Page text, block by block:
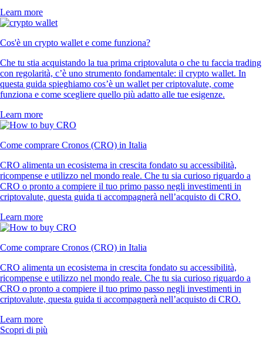
Learn more
Cos'è un crypto wallet e come funziona?
Che tu stia acquistando la tua prima criptovaluta o che tu faccia trading
con regolarità, c’è uno strumento fondamentale: il crypto wallet. In
questa guida spieghiamo cos’è un wallet per criptovalute, come
funziona e come scegliere quello più adatto alle tue esigenze.
Learn more
Come comprare Cronos (CRO) in Italia
CRO alimenta un ecosistema in crescita fondato su accessibilità,
ricompense e utilizzo nel mondo reale. Che tu sia curioso riguardo a
CRO o pronto a compiere il tuo primo passo negli investimenti in
criptovalute, questa guida ti accompagnerà nell’acquisto di CRO.
Learn more
Come comprare Cronos (CRO) in Italia
CRO alimenta un ecosistema in crescita fondato su accessibilità,
ricompense e utilizzo nel mondo reale. Che tu sia curioso riguardo a
CRO o pronto a compiere il tuo primo passo negli investimenti in
criptovalute, questa guida ti accompagnerà nell’acquisto di CRO.
Learn more
Scopri di più